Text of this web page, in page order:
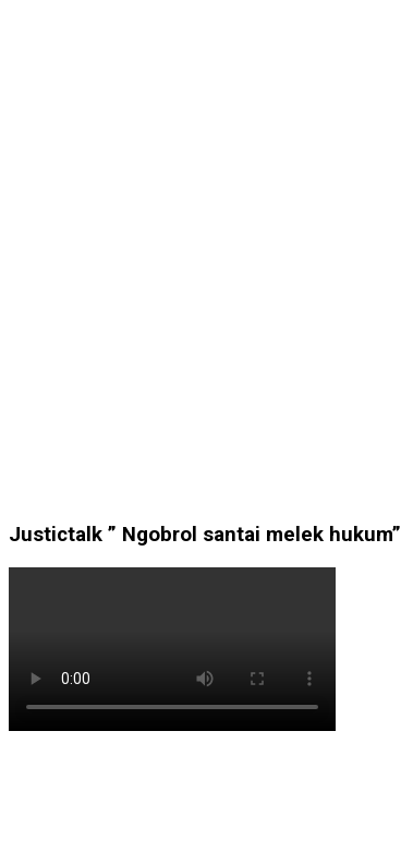
Justictalk ” Ngobrol santai melek hukum”